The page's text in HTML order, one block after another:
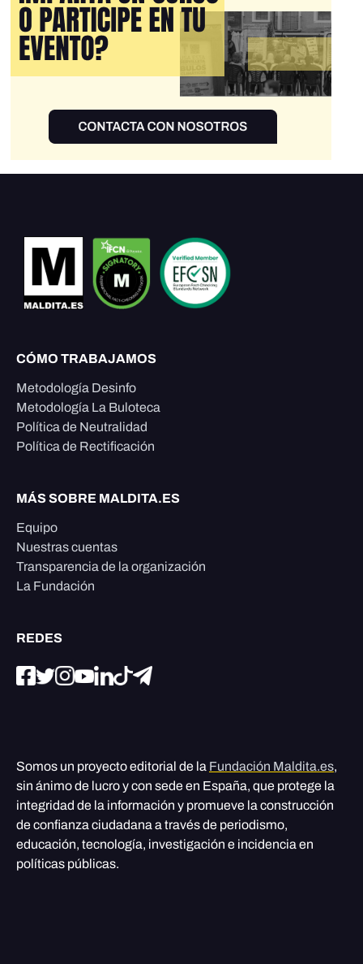
CÓMO TRABAJAMOS
Metodología Desinfo
Metodología La Buloteca
Política de Neutralidad
Política de Rectificación
MÁS SOBRE MALDITA.ES
Equipo
Nuestras cuentas
Transparencia de la organización
La Fundación
REDES
Somos un proyecto editorial de la Fundación Maldita.es,
sin ánimo de lucro y con sede en España, que protege la
integridad de la información y promueve la construcción
de confianza ciudadana a través de periodismo,
educación, tecnología, investigación e incidencia en
políticas públicas.